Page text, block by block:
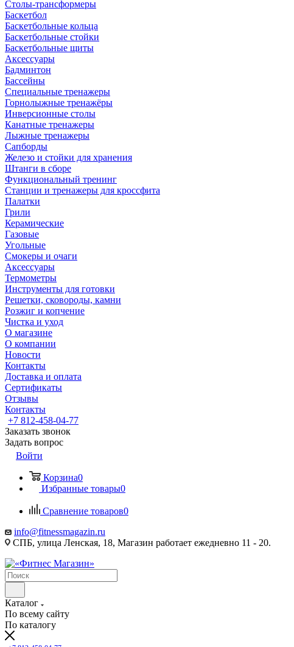
Столы-трансформеры
Баскетбол
Баскетбольные кольца
Баскетбольные стойки
Баскетбольные щиты
Аксессуары
Бадминтон
Бассейны
Специальные тренажеры
Горнолыжные тренажёры
Инверсионные столы
Канатные тренажеры
Лыжные тренажеры
Сапборды
Железо и стойки для хранения
Штанги в сборе
Функциональный тренинг
Станции и тренажеры для кроссфита
Палатки
Грили
Керамические
Газовые
Угольные
Смокеры и очаги
Аксессуары
Термометры
Инструменты для готовки
Решетки, сковороды, камни
Розжиг и копчение
Чистка и уход
О магазине
О компании
Новости
Контакты
Доставка и оплата
Сертификаты
Отзывы
Контакты
+7 812-458-04-77
Заказать звонок
Задать вопрос
Войти
Корзина0
Избранные товары0
Сравнение товаров0
info@fitnessmagazin.ru
СПБ, улица Ленская, 18, Магазин работает ежедневно 11 - 20.
Каталог
По всему сайту
По каталогу